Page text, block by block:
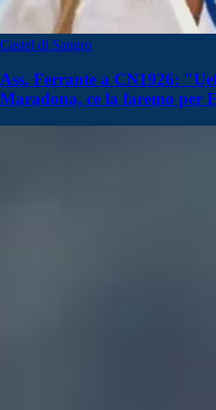
Castel di Sangro
Ass. Ferrante a CN1926:
Maradona, ce la faremo per